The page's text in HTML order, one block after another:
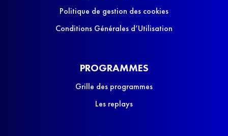
Politique de gestion des cookies
Conditions Générales d’Utilisation
PROGRAMMES
Grille des programmes
Les replays